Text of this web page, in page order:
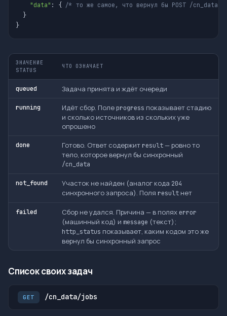
"data" : { /* то же самое, что вернул бы POST /cn_data
  }
}
ЗНАЧЕНИЕ
STATUS
ЧТО ОЗНАЧАЕТ
queued Задача принята и ждёт очереди
running Идёт сбор. Поле progress показывает стадию
и сколько источников из скольких уже
опрошено
done Готово. Ответ содержит result— ровно то
тело, которое вернул бы синхронный
/cn_data
not_found Участок не найден (аналог кода 204
синхронного запроса). Поля result нет
failed Сбор не удался. Причина — в полях error
(машинный код) и message (текст);
http_status показывает, каким кодом это же
вернул бы синхронный запрос
Список своих задач
GET /cn_data/jobs